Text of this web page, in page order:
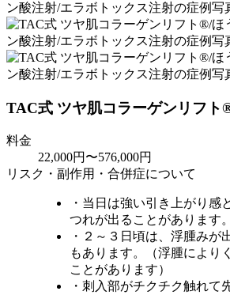
TAC式 ツヤ肌コラーゲンリフト
料金
22,000円〜576,000円
リスク・副作用・合併症について
・当日は強い引き上がり感
つれが出ることがあります。
・２～３日頃は、浮腫みが
もあります。（浮腫により
ことがあります）
・刺入部がチクチク触れて